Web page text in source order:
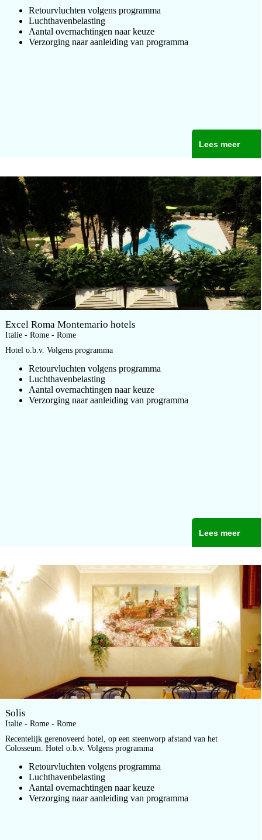
Retourvluchten volgens programma
Luchthavenbelasting
Aantal overnachtingen naar keuze
Verzorging naar aanleiding van programma
Lees meer
Excel Roma Montemario hotels
Italie - Rome - Rome
Hotel o.b.v. Volgens programma
Retourvluchten volgens programma
Luchthavenbelasting
Aantal overnachtingen naar keuze
Verzorging naar aanleiding van programma
Lees meer
Solis
Italie - Rome - Rome
Recentelijk gerenoveerd hotel, op een steenworp afstand van het
Colosseum. Hotel o.b.v. Volgens programma
Retourvluchten volgens programma
Luchthavenbelasting
Aantal overnachtingen naar keuze
Verzorging naar aanleiding van programma